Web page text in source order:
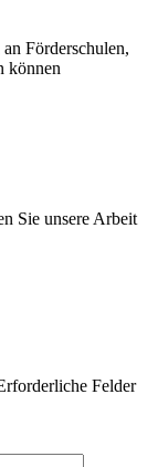
Förderschulen,
können
Sie unsere Arbeit
Felder